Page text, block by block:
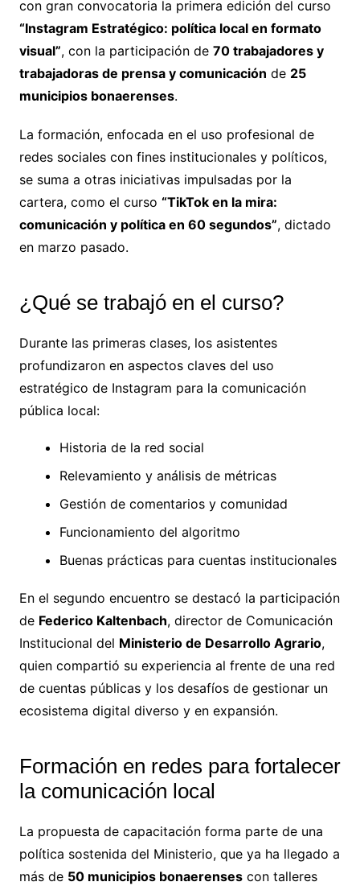
con gran convocatoria la primera edición del curso
“Instagram Estratégico: política local en formato
visual”, con la participación de 70 trabajadores y
trabajadoras de prensa y comunicación de 25
municipios bonaerenses.
La formación, enfocada en el uso profesional de
redes sociales con fines institucionales y políticos,
se suma a otras iniciativas impulsadas por la
cartera, como el curso “TikTok en la mira:
comunicación y política en 60 segundos”, dictado
en marzo pasado.
¿Qué se trabajó en el curso?
Durante las primeras clases, los asistentes
profundizaron en aspectos claves del uso
estratégico de Instagram para la comunicación
pública local:
Historia de la red social
Relevamiento y análisis de métricas
Gestión de comentarios y comunidad
Funcionamiento del algoritmo
Buenas prácticas para cuentas institucionales
En el segundo encuentro se destacó la participación
de Federico Kaltenbach, director de Comunicación
Institucional del Ministerio de Desarrollo Agrario,
quien compartió su experiencia al frente de una red
de cuentas públicas y los desafíos de gestionar un
ecosistema digital diverso y en expansión.
Formación en redes para fortalecer
la comunicación local
La propuesta de capacitación forma parte de una
política sostenida del Ministerio, que ya ha llegado a
más de 50 municipios bonaerensescon talleres